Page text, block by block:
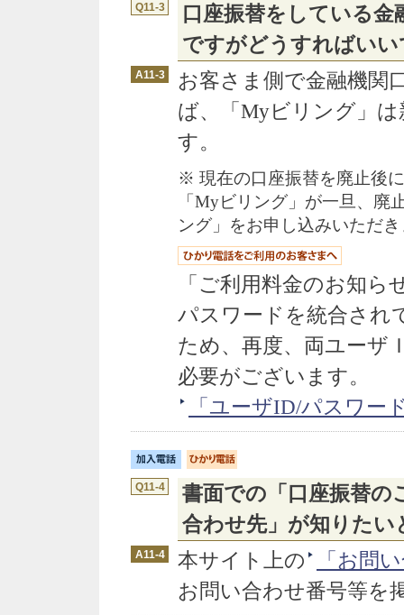
Q11-3
口座振替をしている
ですがどうすればいい
A11-3
お客さま側で金融機関
ば、「Myビリング」
す。
※ 現在の口座振替を廃止後
「Myビリング」が一旦、
ング」をお申し込みいただ
「ご利用料金のお知ら
パスワードを統合され
ため、再度、両ユーザ
必要がございます。
「ユーザID/パスワー
Q11-4
書面での「口座振替の
合わせ先」が知りた
A11-4 本サイト上の
「お問
お問い合わせ番号等を